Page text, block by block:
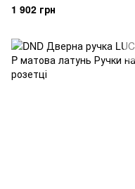
1 902 грн